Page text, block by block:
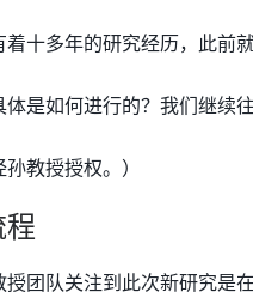
十多年的研究经历，此前
是如何进行的？我们继续往
教授授权。）
团队关注到此次新研究是